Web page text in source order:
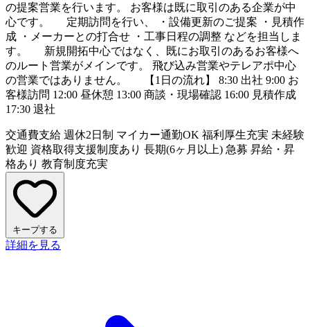
の提案営業を行います。 お客様は既に取引のある企業が中
心です。 定期訪問を行い、 ・設備更新のご提案 ・見積作
成 ・メーカーとの打合せ ・工事日程の調整 などを担当しま
す。 新規開拓中心ではなく、既にお取引のあるお客様へ
のルート営業がメインです。 飛び込み営業やテレアポ中心
の営業ではありません。 【1日の流れ】 8:30 出社 9:00 お
客様訪問 12:00 昼休憩 13:00 商談・現場確認 16:00 見積作成
17:30 退社
交通費支給 週休2日制 マイカー通勤OK 福利厚生充実 未経験
歓迎 資格取得支援制度あり 長期(6ヶ月以上) 急募 昇給・昇
格あり 教育制度充実
キープする
詳細を見る